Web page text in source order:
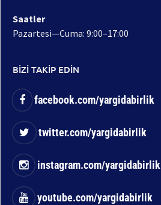
Saatler
Pazartesi—Cuma: 9:00–17:00
BİZİ TAKİP EDİN
facebook.com/yargidabirlik
twitter.com/yargidabirlik
instagram.com/yargidabirlik
youtube.com/yargidabirlik